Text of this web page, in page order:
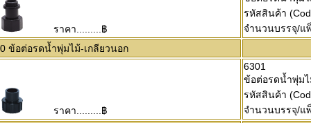
ราคา.........฿
รหัสสินค้า
จำนวนบรรจุ/แ
ข้อต่อรดน้ำพุ่มไม้-เกลียวนอก
ราคา.........฿
6301
ข้อต่อรดน้ำพุ่มไ
รหัสสินค้า
จำนวนบรรจุ/แ